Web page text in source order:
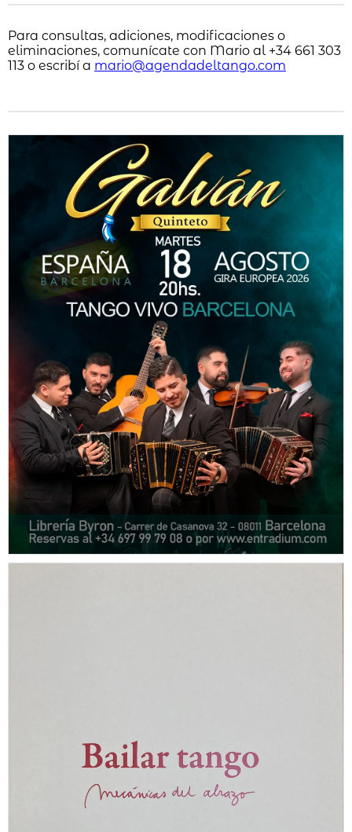
Para consultas, adiciones, modificaciones o
eliminaciones, comunícate con Mario al +34 661 303
113 o escribí a mario@agendadeltango.com